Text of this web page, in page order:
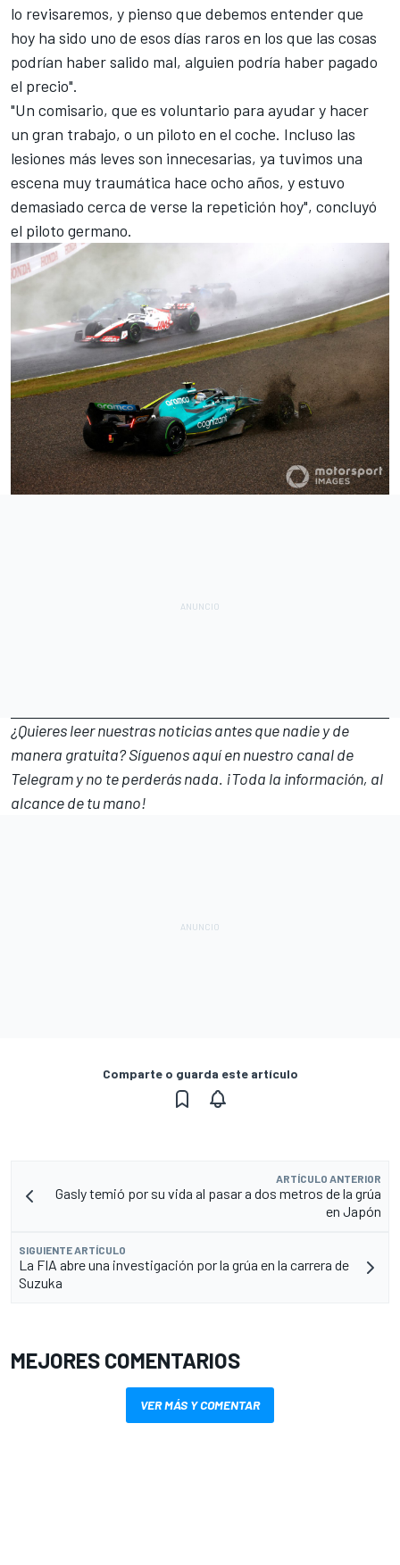
lo revisaremos, y pienso que debemos entender que
hoy ha sido uno de esos días raros en los que las cosas
podrían haber salido mal, alguien podría haber pagado
el precio".
"Un comisario, que es voluntario para ayudar y hacer
un gran trabajo, o un piloto en el coche. Incluso las
lesiones más leves son innecesarias, ya tuvimos una
escena muy traumática hace ocho años, y estuvo
demasiado cerca de verse la repetición hoy", concluyó
el piloto germano.
¿Quieres leer nuestras noticias antes que nadie y de
manera gratuita? Síguenosaquí en nuestro canal de
Telegramy no te perderás nada. ¡Toda la información, al
alcance de tu mano!
Comparte o guarda este artículo
ARTÍCULO ANTERIOR
Gasly temió por su vida al pasar a dos metros de la grúa
en Japón
SIGUIENTE ARTÍCULO
La FIA abre una investigación por la grúa en la carrera de
Suzuka
MEJORES COMENTARIOS
VER MÁS Y COMENTAR